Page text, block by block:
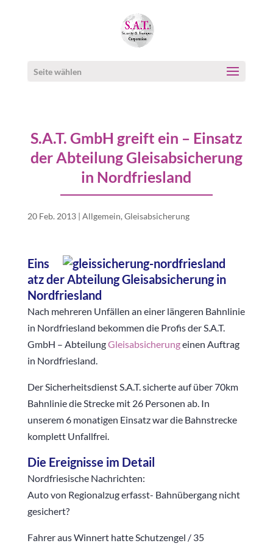
Seite wählen
S.A.T. GmbH greift ein – Einsatz
der Abteilung Gleisabsicherung
in Nordfriesland
20 Feb. 2013| Allgemein, Gleisabsicherung
Eins
atz der Abteilung Gleisabsicherung in
Nordfriesland
Nach mehreren Unfällen an einer längeren Bahnlinie
in Nordfriesland bekommen die Profis der S.A.T.
GmbH – AbteilungGleisabsicherungeinen Auftrag
in Nordfriesland.
Der Sicherheitsdienst S.A.T. sicherte auf über 70km
Bahnlinie die Strecke mit 26 Personen ab. In
unserem 6 monatigen Einsatz war die Bahnstrecke
komplett Unfallfrei.
Die Ereignisse im Detail
Nordfriesische Nachrichten:
Auto von Regionalzug erfasst- Bahnübergang nicht
gesichert?
Fahrer aus Winnert hatte Schutzengel / 35